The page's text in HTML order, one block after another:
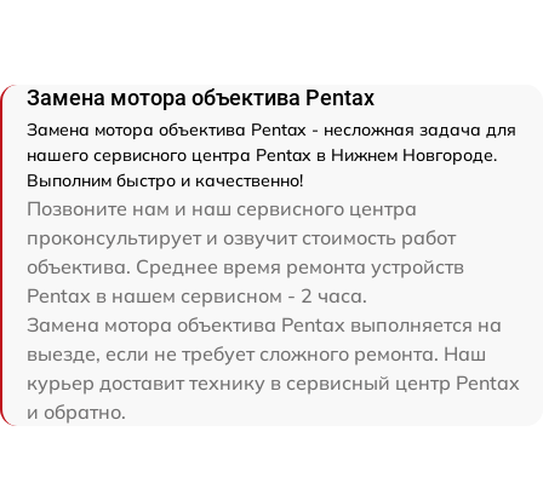
Замена мотора объектива Pentax
Замена мотора объектива Pentax - несложная задача для
нашего сервисного центра Pentax в Нижнем Новгороде.
Выполним быстро и качественно!
Позвоните нам и наш сервисного центра
проконсультирует и озвучит стоимость работ
объектива. Среднее время ремонта устройств
Pentax в нашем сервисном - 2 часа.
Замена мотора объектива Pentax выполняется на
выезде, если не требует сложного ремонта. Наш
курьер доставит технику в сервисный центр Pentax
и обратно.